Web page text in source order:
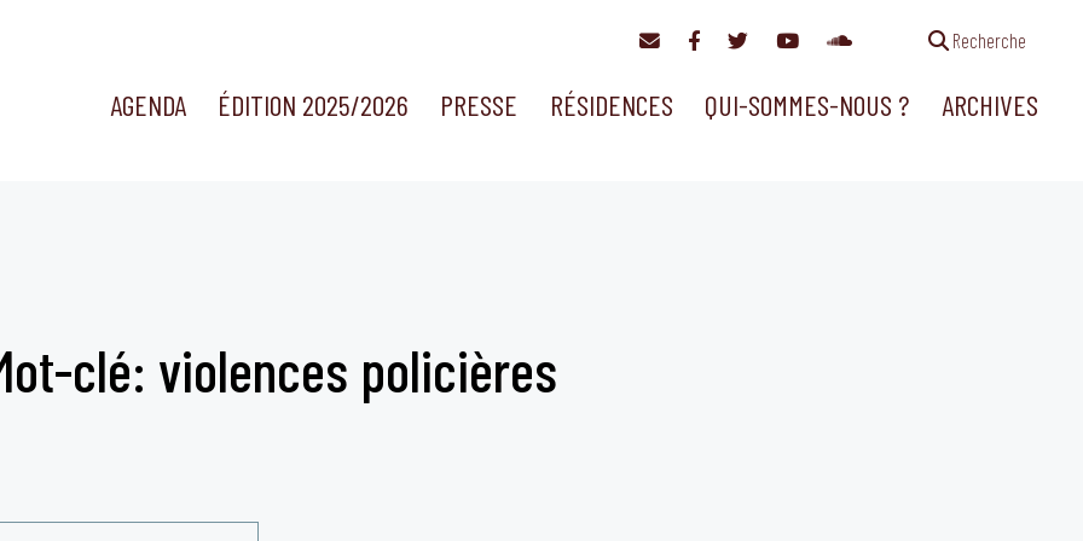
Recherche
AGENDA ÉDITION 2025/2026 PRESSE RÉSIDENCES QUI-SOMMES-NOUS ? ARCHIVES
clé: violences policières